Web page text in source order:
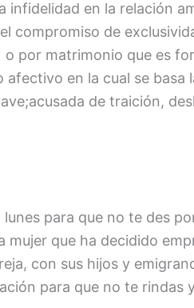
infidelidad en la relación
compromiso de
por matrimonio que es
en la cual se basa
de traición,
para que no te des
mujer que ha decidido
con sus hijos y
para que no te rindas